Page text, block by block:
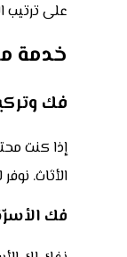
على ترتيب
خدمة
فك
إذا كنت
الأثاث.
فك